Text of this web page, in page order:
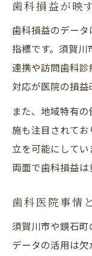
歯科損益が映
歯科損益のデー
指標です。須賀
連携や訪問歯科
対応が医院の損益
また、地域特有
施も注目されて
立を可能にして
両面で歯科損益は
歯科医院事情
須賀川市や鏡石
データの活用は